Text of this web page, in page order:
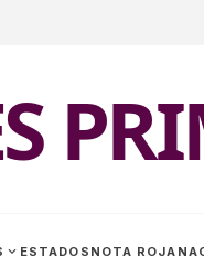
expand_more ESTADOS NOTA ROJA